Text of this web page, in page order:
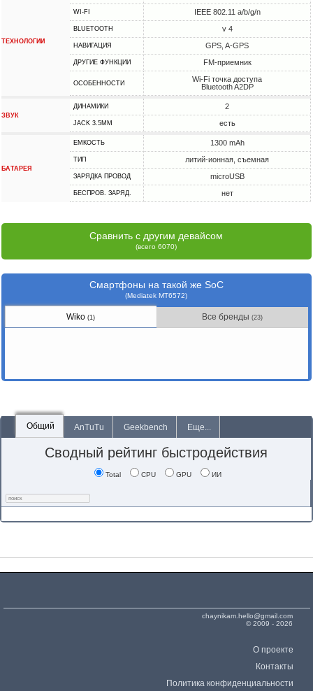
ТЕХНОЛОГИИ
WI-FI IEEE 802.11 a/b/g/n
BLUETOOTH v 4
НАВИГАЦИЯ GPS, A-GPS
ДРУГИЕ ФУНКЦИИ FM-приемник
ОСОБЕННОСТИ
Wi-Fi точка доступа
Bluetooth A2DP
ЗВУК
ДИНАМИКИ 2
JACK 3.5MM есть
БАТАРЕЯ
ЕМКОСТЬ 1300 mAh
ТИП литий-ионная, съемная
ЗАРЯДКА ПРОВОД microUSB
БЕСПРОВ. ЗАРЯД. нет
Сравнить с другим девайсом
(всего 6070)
Смартфоны на такой же SoC
(Mediatek MT6572)
Wiko(1) Все бренды(23)
Общий AnTuTu Geekbench Еще...
Сводный рейтинг быстродействия
Total CPU GPU ИИ
chaynikam.hello@gmail.com
© 2009 - 2026
О проекте
Контакты
Политика конфиденциальности